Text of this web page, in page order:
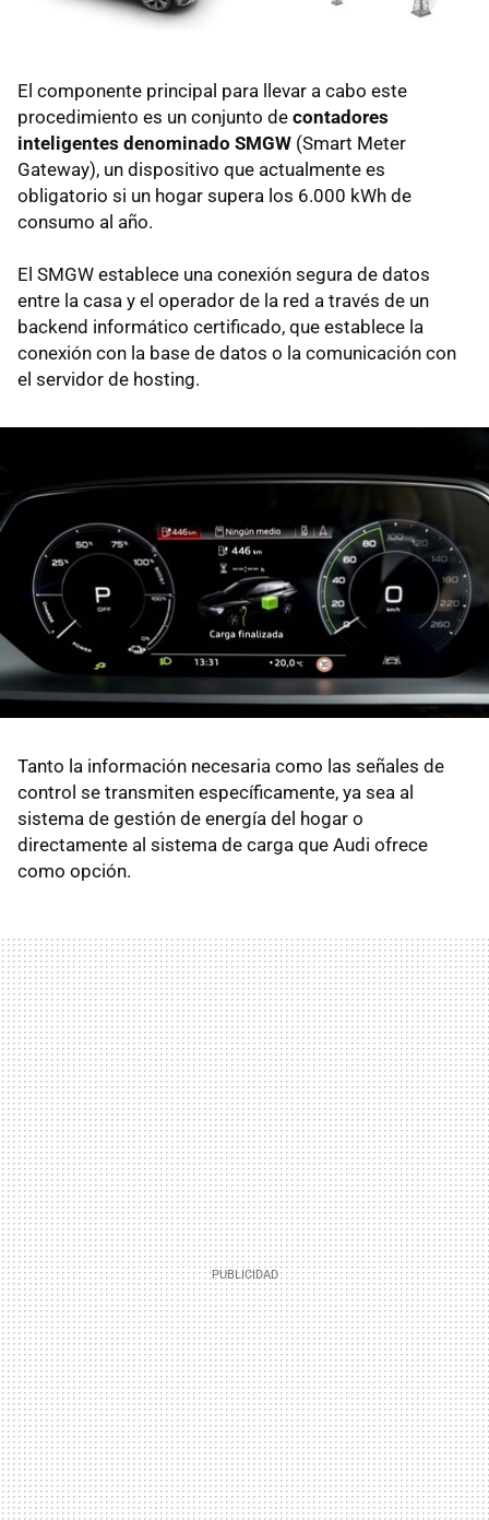
El componente principal para llevar a cabo este
procedimiento es un conjunto de contadores
inteligentes denominado SMGW (Smart Meter
Gateway), un dispositivo que actualmente es
obligatorio si un hogar supera los 6.000 kWh de
consumo al año.
El SMGW establece una conexión segura de datos
entre la casa y el operador de la red a través de un
backend informático certificado, que establece la
conexión con la base de datos o la comunicación con
el servidor de hosting.
Tanto la información necesaria como las señales de
control se transmiten específicamente, ya sea al
sistema de gestión de energía del hogar o
directamente al sistema de carga que Audi ofrece
como opción.